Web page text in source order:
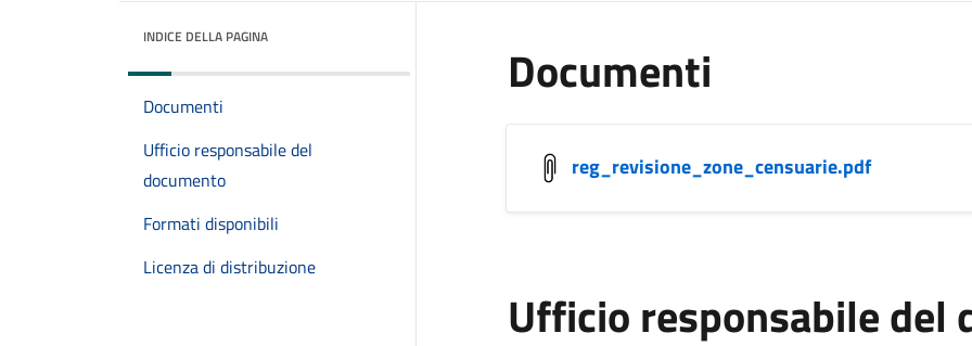
INDICE DELLA PAGINA
Documenti
Ufficio responsabile del
documento
Formati disponibili
Licenza di distribuzione
Documenti
reg_revisione_zone_censuarie.pdf
Ufficio responsabile del